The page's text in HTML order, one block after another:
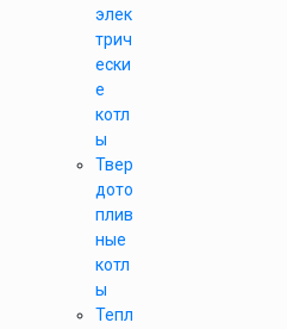
элек
трич
ески
е
котл
ы
Твер
дото
плив
ные
котл
ы
Тепл